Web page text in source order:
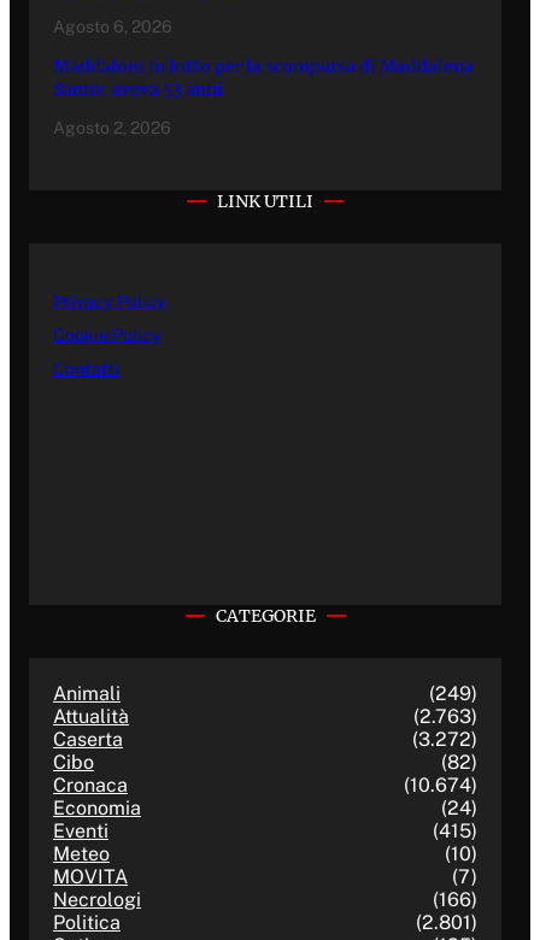
Agosto 6, 2026
Maddaloni in lutto per la scomparsa di Maddalena
Santo: aveva 53 anni
Agosto 2, 2026
LINK UTILI
Privacy Policy
Cookie Policy
Contatti
CATEGORIE
Animali
(249)
Attualità
(2.763)
Caserta
(3.272)
Cibo
(82)
Cronaca
(10.674)
Economia
(24)
Eventi
(415)
Meteo
(10)
MOVITA
(7)
Necrologi
(166)
Politica
(2.801)